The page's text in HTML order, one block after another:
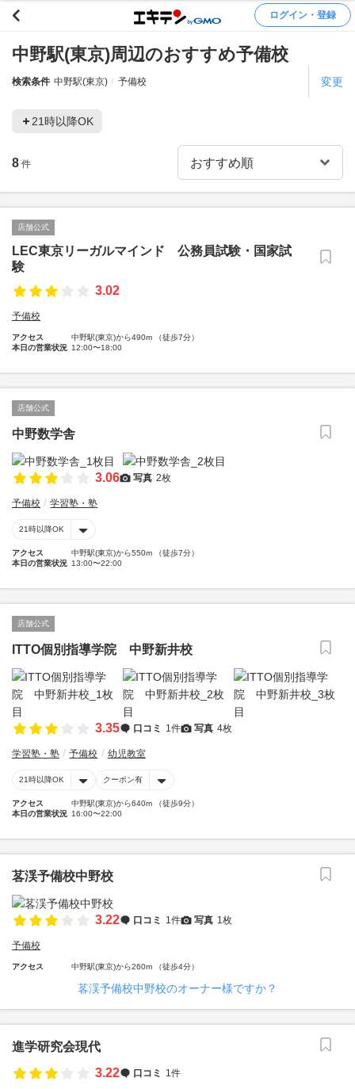
ログイン・登録
中野駅(東京)周辺のおすすめ予備校
検索条件 中野駅(東京) 予備校 変更
21時以降OK
8 件
店舗公式
LEC東京リーガルマインド 公務員試験・国家試
験
3.02
予備校
アクセス
中野駅(東京)から490m （徒歩7分）
本日の営業状況 12:00〜18:00
店舗公式
中野数学舎
3.06 写真 2枚
予備校 学習塾・塾
21時以降OK
アクセス
中野駅(東京)から550m （徒歩7分）
本日の営業状況 13:00〜22:00
店舗公式
ITTO個別指導学院 中野新井校
3.35 口コミ 1件 写真 4枚
学習塾・塾 予備校 幼児教室
21時以降OK クーポン有
アクセス
中野駅(東京)から640m （徒歩9分）
本日の営業状況 16:00〜22:00
茖渓予備校中野校
3.22 口コミ 1件 写真 1枚
予備校
アクセス 中野駅(東京)から260m （徒歩4分）
茖渓予備校中野校のオーナー様ですか？
進学研究会現代
3.22
口コミ 1件